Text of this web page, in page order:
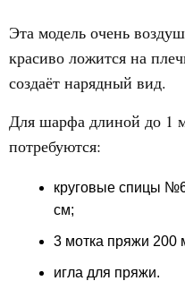
Эта модель очень
красиво ложится на
создаёт нарядный вид.
Для шарфа длиной до 1
потребуются:
круговые спицы
см;
3 мотка пряжи 200
игла для пряжи.